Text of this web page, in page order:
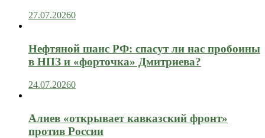
27.07.20260
Нефтяной шанс РФ: спасут ли нас пробоины
в НПЗ и «форточка» Дмитриева?
24.07.20260
Алиев «открывает кавказский фронт»
против России